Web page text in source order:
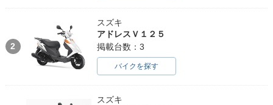
2
スズキ
アドレスＶ１２５
掲載台数：3
バイクを探す
スズキ